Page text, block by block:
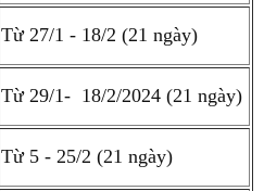
Từ 27/1 - 18/2 (21 ngày)
Từ 29/1- 18/2/2024 (21 ngày)
Từ 5 - 25/2 (21 ngày)